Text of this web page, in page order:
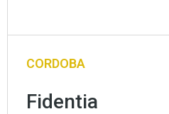
CORDOBA
Fidentia